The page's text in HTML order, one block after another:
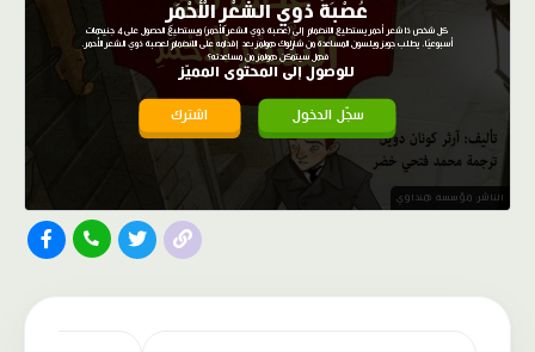
عُصْبَةُ ذوي الشَّعْرِ الْأَحْمَرِ
كل شخص ذا شعر أحمر يستطيع الانضمام إلى (عصبة ذوي الشعر الأحمر) ويستطيع الحصول على 4 جنيهات
أسبوعيًا، يطلب جوبز ويلسون المساعدة من شارلوك هولمز بعد إقدامه على الانضمام لعصبة ذوي الشعر الأحمر.
فهل سيتمكن هولمز من مساعدته؟
للوصول إلى المحتوى المميّز
سجّل الدخول اشترك
الناشر: مؤسسة هنداوي